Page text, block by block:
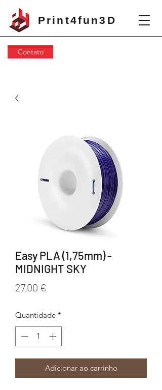
Print4fun3D
Contato
Easy PLA (1,75mm) -
MIDNIGHT SKY
27,00 €
Quantidade *
Adicionar ao carrinho